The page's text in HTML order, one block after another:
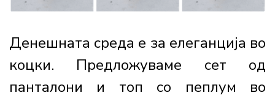
Денешната среда е за елеганција во
коцки. Предложуваме сет од
панталони и топ со пеплум во